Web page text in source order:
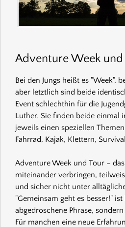
Adventure Week
Bei den Jungs heißt es "Week",
aber letztlich sind beide
Event schlechthin für die
Luther. Sie finden beide einmal
jeweils einen speziellen
Fahrrad, Kajak, Klettern,
Adventure Week und Tour –
miteinander verbringen,
und sicher nicht unter
"Gemeinsam geht es besser!"
abgedroschene Phrase,
Für manchen eine neue